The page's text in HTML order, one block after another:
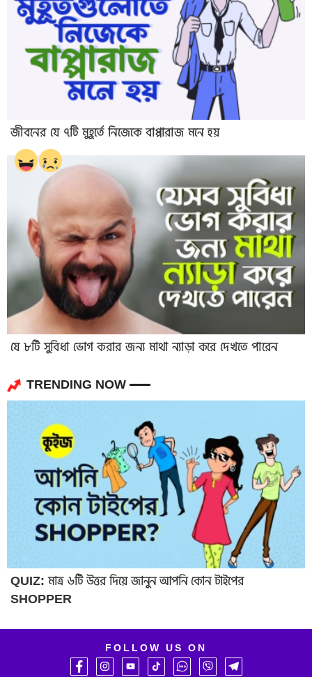
জীবনের যে ৭টি মুহূর্তে নিজেকে বাপ্পারাজ মনে হয়
যে ৮টি সুবিধা ভোগ করার জন্য মাথা ন্যাড়া করে দেখতে পারেন
TRENDING NOW
QUIZ: মাত্র ৬টি উত্তর দিয়ে জানুন আপনি কোন টাইপের
SHOPPER
FOLLOW US ON